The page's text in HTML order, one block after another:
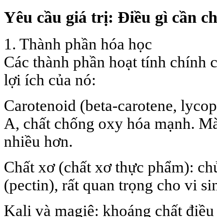
Yêu cầu giá trị: Điều gì cần
1. Thành phần hóa học
Các thành phần hoạt tính chính
lợi ích của nó:
Carotenoid (beta-carotene,
A, chất chống oxy hóa mạnh.
nhiều hơn.
Chất xơ (chất xơ thực phẩm):
(pectin), rất quan trọng cho vi
Kali và magiê: khoáng chất